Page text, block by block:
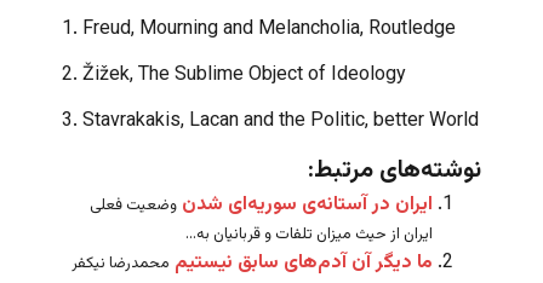
1. Freud, Mourning and Melancholia, Routledge
2. Žižek, The Sublime Object of Ideology
3. Stavrakakis, Lacan and the Politic, better World
نوشته‌های مرتبط:
ایران در آستانه‌ی سوریه‌ای شدن وضعیت فعلی
ایران از حیث میزان تلفات و قربانیان به...
ما دیگر آن آدم‌های سابق نیستیم محمدرضا نیکفر